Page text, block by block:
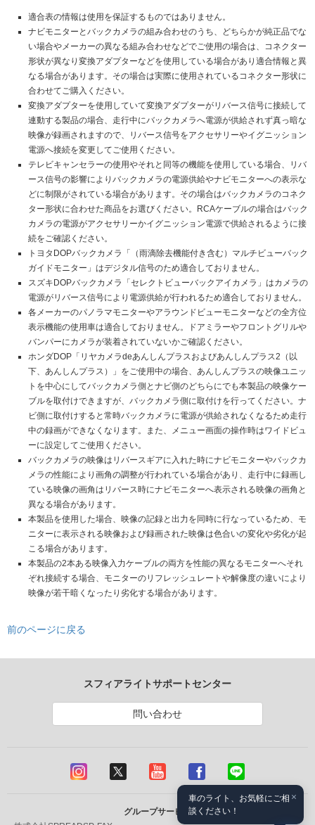
適合表の情報は使用を保証するものではありません。
ナビモニターとバックカメラの組み合わせのうち、どちらかが純正品でな
い場合やメーカーの異なる組み合わせなどでご使用の場合は、コネクター
形状が異なり変換アダプターなどを使用している場合があり適合情報と異
なる場合があります。その場合は実際に使用されているコネクター形状に
合わせてご購入ください。
変換アダプターを使用していて変換アダプターがリバース信号に接続して
連動する製品の場合、走行中にバックカメラへ電源が供給されず真っ暗な
映像が録画されますので、リバース信号をアクセサリーやイグニッション
電源へ接続を変更してご使用ください。
テレビキャンセラーの使用やそれと同等の機能を使用している場合、リバ
ース信号の影響によりバックカメラの電源供給やナビモニターへの表示な
どに制限がされている場合があります。その場合はバックカメラのコネク
ター形状に合わせた商品をお選びください。RCAケーブルの場合はバック
カメラの電源がアクセサリーかイグニッション電源で供給されるように接
続をご確認ください。
トヨタDOPバックカメラ「（雨滴除去機能付き含む）マルチビューバック
ガイドモニター」はデジタル信号のため適合しておりません。
スズキDOPバックカメラ「セレクトビューバックアイカメラ」はカメラの
電源がリバース信号により電源供給が行われるため適合しておりません。
各メーカーのパノラマモニターやアラウンドビューモニターなどの全方位
表示機能の使用車は適合しておりません。ドアミラーやフロントグリルや
バンパーにカメラが装着されていないかご確認ください。
ホンダDOP「リヤカメラdeあんしんプラスおよびあんしんプラス2（以
下、あんしんプラス）」をご使用中の場合、あんしんプラスの映像ユニッ
トを中心にしてバックカメラ側とナビ側のどちらにでも本製品の映像ケー
ブルを取付けできますが、バックカメラ側に取付けを行ってください。ナ
ビ側に取付けすると常時バックカメラに電源が供給されなくなるため走行
中の録画ができなくなります。また、メニュー画面の操作時はワイドビュ
ーに設定してご使用ください。
バックカメラの映像はリバースギアに入れた時にナビモニターやバックカ
メラの性能により画角の調整が行われている場合があり、走行中に録画し
ている映像の画角はリバース時にナビモニターへ表示される映像の画角と
異なる場合があります。
本製品を使用した場合、映像の記録と出力を同時に行なっているため、モ
ニターに表示される映像および録画された映像は色合いの変化や劣化が起
こる場合があります。
本製品の2本ある映像入力ケーブルの両方を性能の異なるモニターへそれ
ぞれ接続する場合、モニターのリフレッシュレートや解像度の違いにより
映像が若干暗くなったり劣化する場合があります。
前のページに戻る
スフィアライトサポートセンター
問い合わせ
グループサービス
×
車のライト、お気軽にご相
談ください！